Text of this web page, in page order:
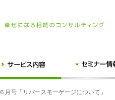
６月号「リバースモーゲージについて」